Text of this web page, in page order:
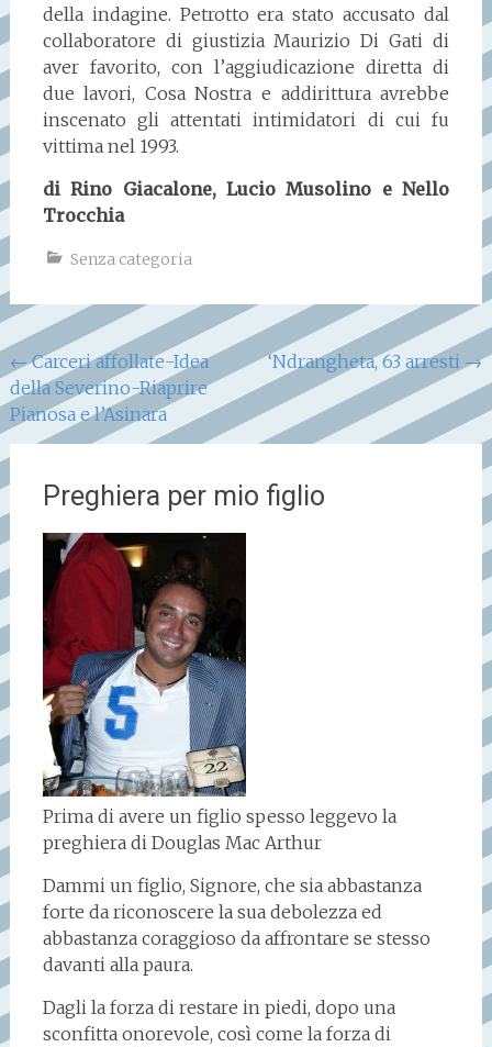
della indagine. Petrotto era stato accusato dal
collaboratore di giustizia Maurizio Di Gati di
aver favorito, con l’aggiudicazione diretta di
due lavori, Cosa Nostra e addirittura avrebbe
inscenato gli attentati intimidatori di cui fu
vittima nel 1993.
di Rino Giacalone, Lucio Musolino e Nello
Trocchia
Senza categoria
Navigazione
articoli
←Carceri affollate-Idea
della Severino-Riaprire
Pianosa e l’Asinara
‘Ndrangheta, 63 arresti →
Preghiera per mio figlio
Prima di avere un figlio spesso leggevo la
preghiera di Douglas Mac Arthur
Dammi un figlio, Signore, che sia abbastanza
forte da riconoscere la sua debolezza ed
abbastanza coraggioso da affrontare se stesso
davanti alla paura.
Dagli la forza di restare in piedi, dopo una
sconfitta onorevole, così come la forza di